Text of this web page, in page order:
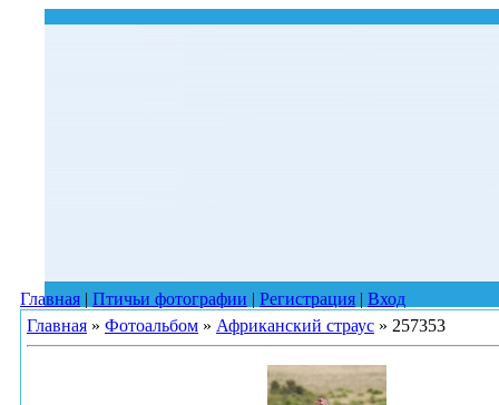
Главная | Птичьи фотографии | Регистрация | Вход
Главная » Фотоальбом » Африканский страус » 257353